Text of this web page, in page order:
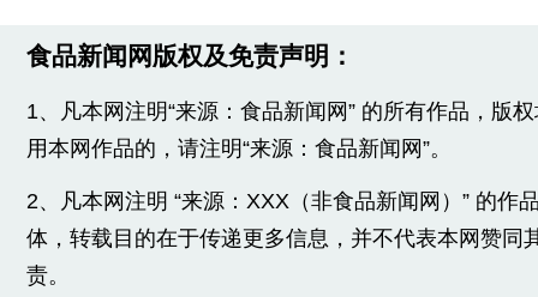
食品新闻网版权及免责声明：
1、凡本网注明“来源：食品新闻网” 的所有作品，版
用本网作品的，请注明“来源：食品新闻网”。
2、凡本网注明 “来源：XXX（非食品新闻网）” 的作
体，转载目的在于传递更多信息，并不代表本网赞同
责。